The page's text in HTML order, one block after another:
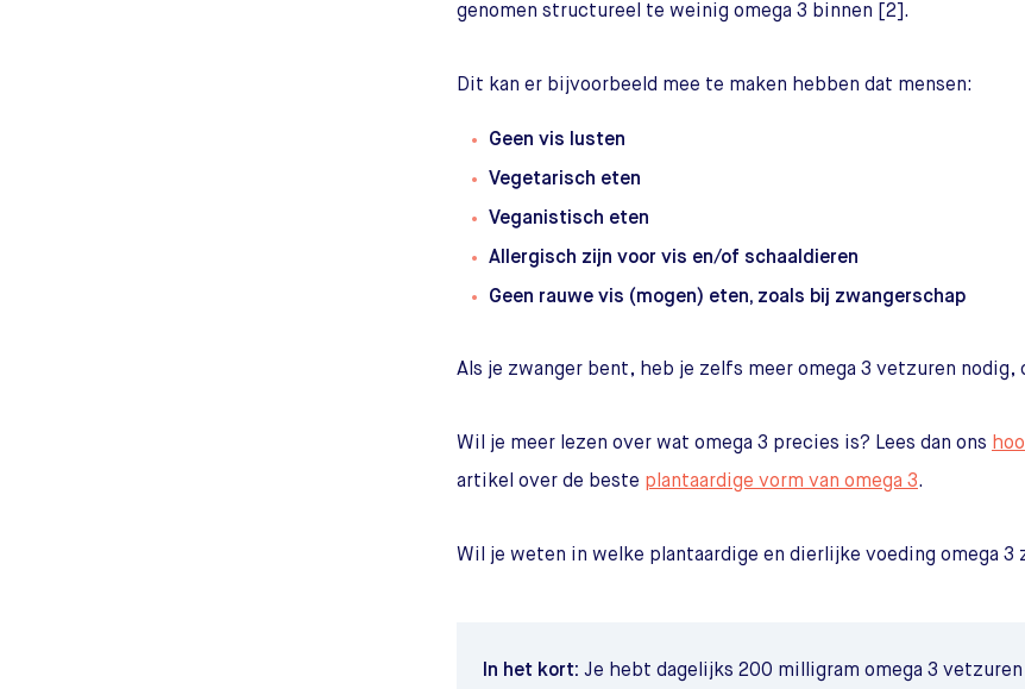
genomen structureel te weinig omega 3 binnen [2].
Dit kan er bijvoorbeeld mee te maken hebben dat mensen:
Geen vis lusten
Vegetarisch eten
Veganistisch eten
Allergisch zijn voor vis en/of schaaldieren
Geen rauwe vis (mogen) eten, zoals bij zwangerschap
Als je zwanger bent, heb je zelfs meer omega 3 vetzuren nodig,
Wil je meer lezen over wat omega 3 precies is? Lees dan ons
artikel over de beste plantaardige vorm van omega 3.
Wil je weten in welke plantaardige en dierlijke voeding omega 3
In het kort: Je hebt dagelijks 200 milligram omega 3